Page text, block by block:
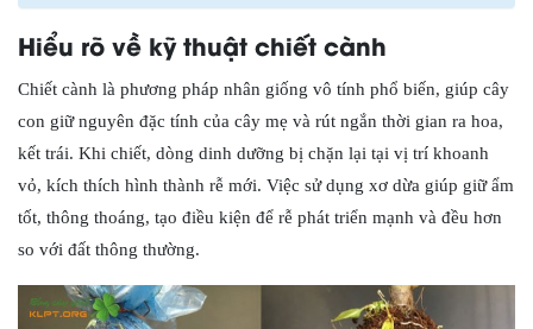
Hiểu rõ về kỹ thuật chiết cành
Chiết cành là phương pháp nhân giống vô tính phổ biến, giúp cây
con giữ nguyên đặc tính của cây mẹ và rút ngắn thời gian ra hoa,
kết trái. Khi chiết, dòng dinh dưỡng bị chặn lại tại vị trí khoanh
vỏ, kích thích hình thành rễ mới. Việc sử dụng xơ dừa giúp giữ ẩm
tốt, thông thoáng, tạo điều kiện để rễ phát triển mạnh và đều hơn
so với đất thông thường.